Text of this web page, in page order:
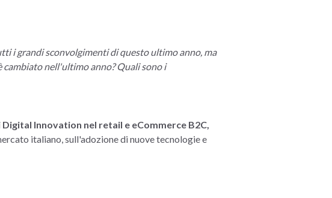
i grandi sconvolgimenti di questo ultimo anno, ma
cambiato nell'ultimo anno? Quali sono i
Innovation nel retail e eCommerce B2C,
italiano, sull'adozione di nuove tecnologie e